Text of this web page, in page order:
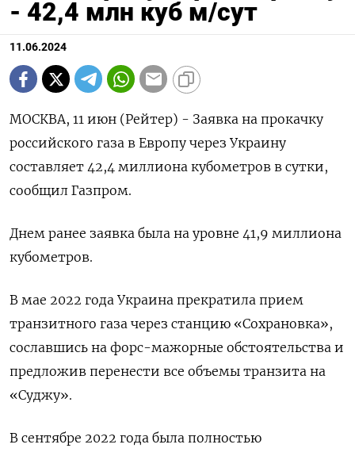
- 42,4 млн куб м/сут
11.06.2024
МОСКВА, 11 июн (Рейтер) - Заявка на прокачку
российского газа в Европу через Украину
составляет 42,4 миллиона кубометров в сутки,
сообщил Газпром.
Днем ранее заявка была на уровне 41,9 миллиона
кубометров.
В мае 2022 года Украина прекратила прием
транзитного газа через станцию «Сохрановка»,
сославшись на форс-мажорные обстоятельства и
предложив перенести все объемы транзита на
«Суджу».
В сентябре 2022 года была полностью